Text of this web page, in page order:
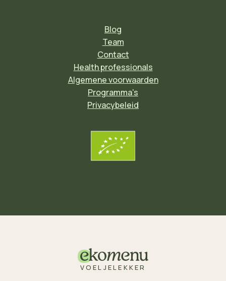
Blog
Team
Contact
Health professionals
Algemene voorwaarden
Programma's
Privacybeleid
VOELJELEKKER